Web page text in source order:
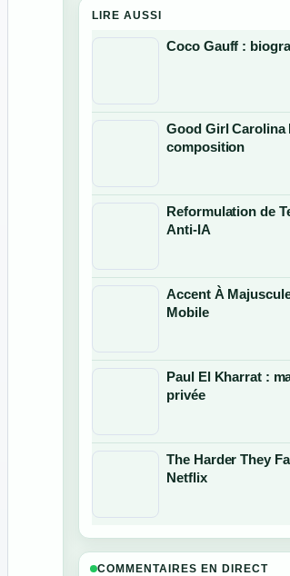
LIRE AUSSI
Coco Gauff :
Good Girl Carolina
composition
Reformulation de
Anti-IA
Accent À
Mobile
Paul El Kharrat :
privée
The Harder They
Netflix
COMMENTAIRES EN DIRECT